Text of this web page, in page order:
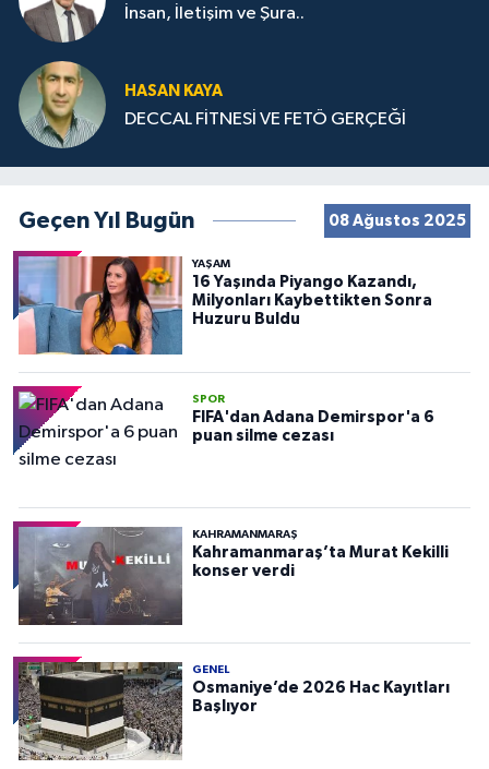
İnsan, İletişim ve Şura..
HASAN KAYA
DECCAL FİTNESİ VE FETÖ GERÇEĞİ
Geçen Yıl Bugün 08 Ağustos 2025
YAŞAM
16 Yaşında Piyango Kazandı,
Milyonları Kaybettikten Sonra
Huzuru Buldu
SPOR
FIFA'dan Adana Demirspor'a 6
puan silme cezası
KAHRAMANMARAŞ
Kahramanmaraş’ta Murat Kekilli
konser verdi
GENEL
Osmaniye’de 2026 Hac Kayıtları
Başlıyor